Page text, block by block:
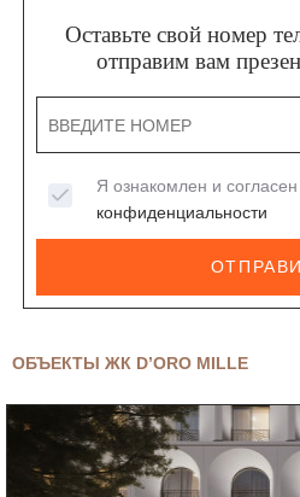
Оставьте свой номер
отправим вам
Я ознакомлен и согласен
конфиденциальности
ОБЪЕКТЫ ЖК D’ORO MILLE